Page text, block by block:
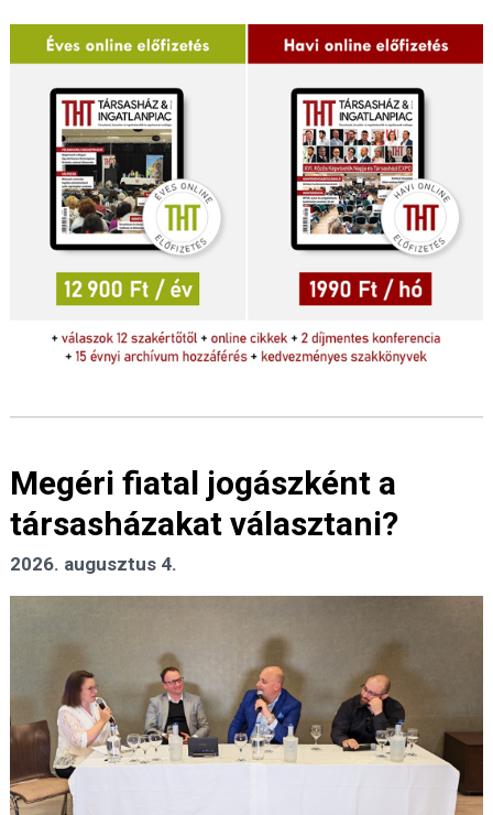
Megéri fiatal jogászként a
társasházakat választani?
2026. augusztus 4.